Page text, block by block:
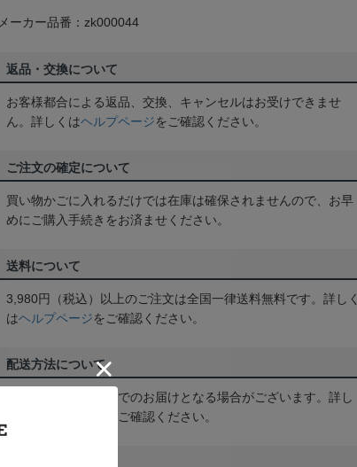
メーカー品番：zk000044
返品・交換について
お客様都合による返品、交換、キャンセルはお受けできませ
ん。詳しくはヘルプページをご確認ください。
ご注文の確定について
買い物かごに入れるだけでは在庫は確保されませんので、お早
めにご購入手続きをお済ませください。
送料について
3,980円（税込）以上のご注文は全国一律送料無料です。詳しく
はヘルプページをご確認ください。
配送方法について
一部商品はメール便でのお届けとなる場合がございます。詳し
をご確認ください。